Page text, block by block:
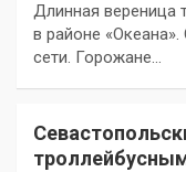
Длинная вереница
в районе
сети. Горожане…